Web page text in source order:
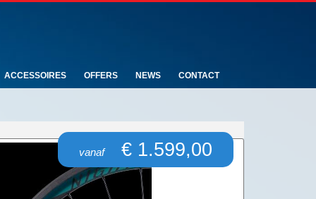
ACCESSOIRES OFFERS NEWS CONTACT
vanaf€ 1.599,00